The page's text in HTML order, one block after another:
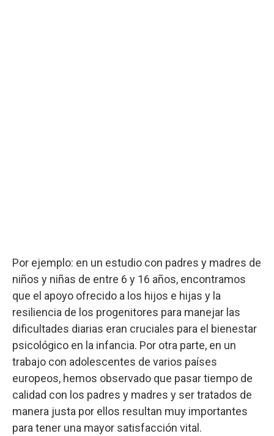
Por ejemplo: en un estudio con padres y madres de
niños y niñas de entre 6 y 16 años, encontramos
que el apoyo ofrecido a los hijos e hijas y la
resiliencia de los progenitores para manejar las
dificultades diarias eran cruciales para el bienestar
psicológico en la infancia. Por otra parte, en un
trabajo con adolescentes de varios países
europeos, hemos observado que pasar tiempo de
calidad con los padres y madres y ser tratados de
manera justa por ellos resultan muy importantes
para tener una mayor satisfacción vital.